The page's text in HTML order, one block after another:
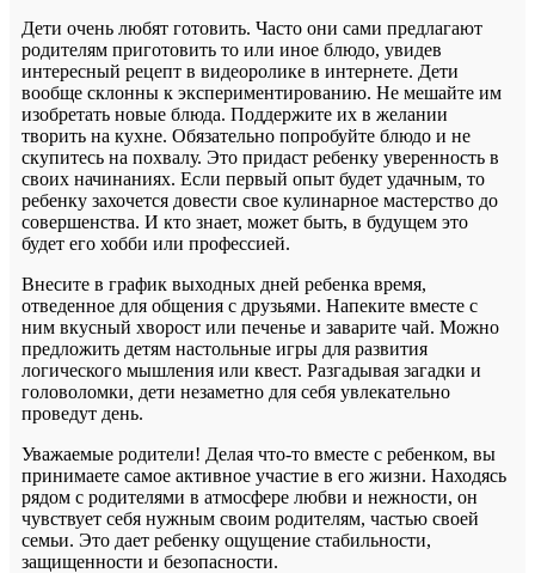
Дети очень любят готовить. Часто они сами предлагают
родителям приготовить то или иное блюдо, увидев
интересный рецепт в видеоролике в интернете. Дети
вообще склонны к экспериментированию. Не мешайте им
изобретать новые блюда. Поддержите их в желании
творить на кухне. Обязательно попробуйте блюдо и не
скупитесь на похвалу. Это придаст ребенку уверенность в
своих начинаниях. Если первый опыт будет удачным, то
ребенку захочется довести свое кулинарное мастерство до
совершенства. И кто знает, может быть, в будущем это
будет его хобби или профессией.
Внесите в график выходных дней ребенка время,
отведенное для общения с друзьями. Напеките вместе с
ним вкусный хворост или печенье и заварите чай. Можно
предложить детям настольные игры для развития
логического мышления или квест. Разгадывая загадки и
головоломки, дети незаметно для себя увлекательно
проведут день.
Уважаемые родители! Делая что-то вместе с ребенком, вы
принимаете самое активное участие в его жизни. Находясь
рядом с родителями в атмосфере любви и нежности, он
чувствует себя нужным своим родителям, частью своей
семьи. Это дает ребенку ощущение стабильности,
защищенности и безопасности.